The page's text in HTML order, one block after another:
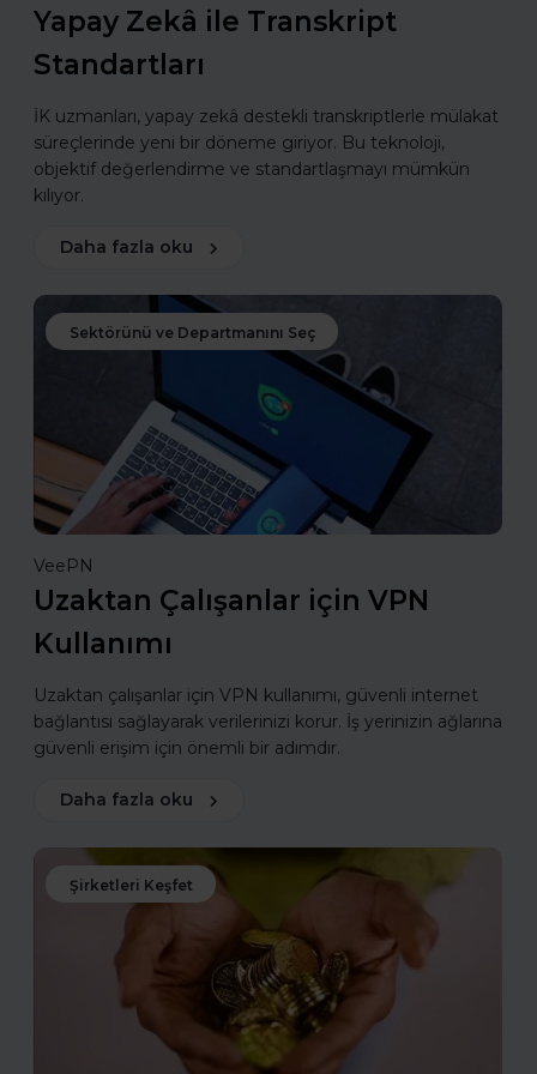
Yapay Zekâ ile Transkript
Standartları
İK uzmanları, yapay zekâ destekli transkriptlerle mülakat
süreçlerinde yeni bir döneme giriyor. Bu teknoloji,
objektif değerlendirme ve standartlaşmayı mümkün
kılıyor.
Daha fazla oku
Sektörünü ve Departmanını Seç
VeePN
Uzaktan Çalışanlar için VPN
Kullanımı
Uzaktan çalışanlar için VPN kullanımı, güvenli internet
bağlantısı sağlayarak verilerinizi korur. İş yerinizin ağlarına
güvenli erişim için önemli bir adımdır.
Daha fazla oku
Şirketleri Keşfet